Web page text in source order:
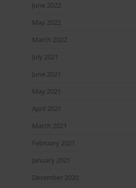
June 2022
May 2022
March 2022
July 2021
June 2021
May 2021
April 2021
March 2021
February 2021
January 2021
December 2020